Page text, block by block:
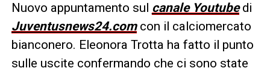
Nuovo appuntamento sul canale Youtube di
Juventusnews24.comcon il calciomercato
bianconero. Eleonora Trotta ha fatto il punto
sulle uscite confermando che ci sono state